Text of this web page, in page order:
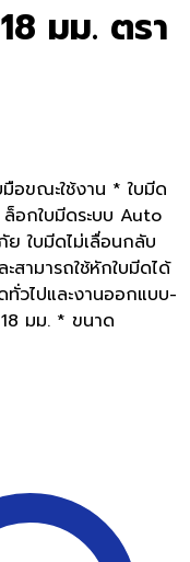
มม. ตรา
อขณะใช้งาน * ใบมีด
อกใบมีดระบบ Auto
ใบมีดไม่เลื่อนกลับ
ามารถใช้หักใบมีดได้
วไปและงานออกแบบ-
มม. * ขนาด